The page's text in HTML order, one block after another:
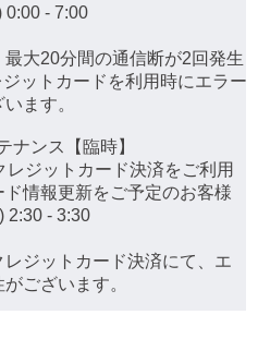
- 7:00
大20分間の通信断が2回発生
ットカードを利用時にエラー
ます。
ナンス【臨時】
ジットカード決済をご利用
情報更新をご予定のお客様
2:30 - 3:30
ジットカード決済にて、エ
ございます。